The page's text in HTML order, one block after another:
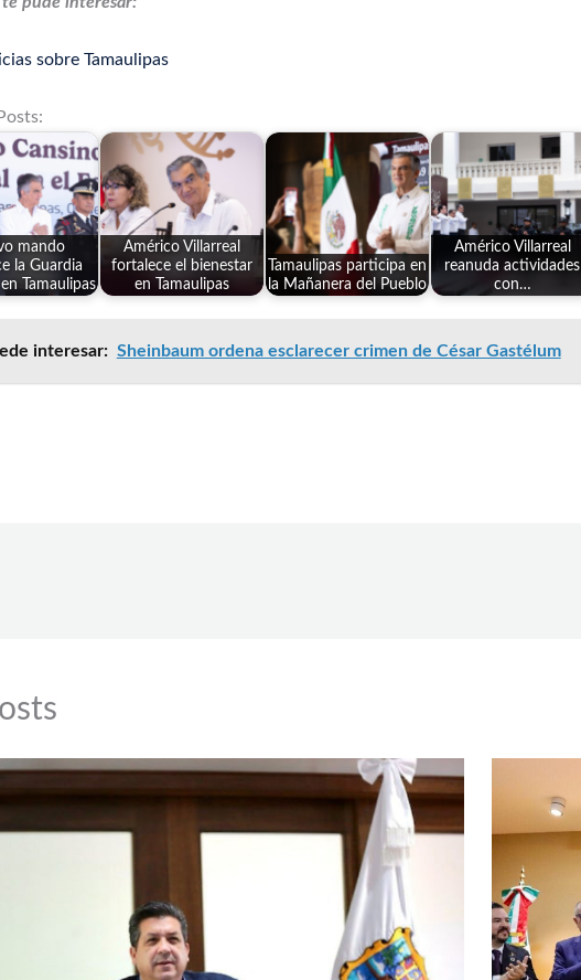
sobre Tamaulipas
mando
la Guardia
Tamaulipas
Américo Villarreal
fortalece el bienestar
en Tamaulipas
Tamaulipas participa en
la Mañanera del Pueblo
Américo Villarreal
reanuda actividades
con…
interesar: Sheinbaum ordena esclarecer crimen de César Gastélum